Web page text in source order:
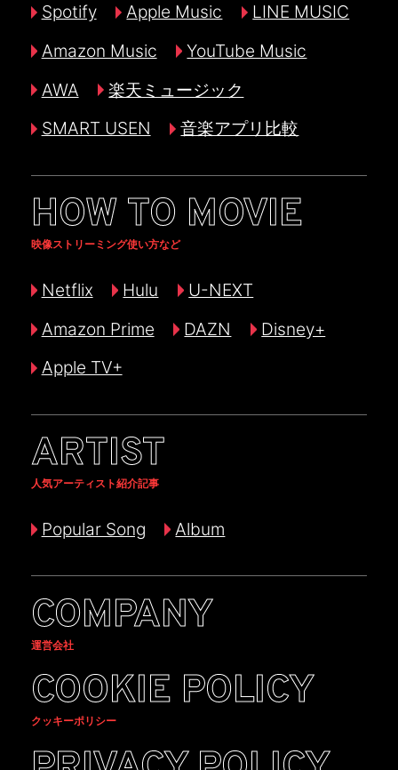
Spotify Apple Music
LINE MUSIC
Amazon Music
YouTube Music
AWA
楽天ミュージック
SMART USEN
音楽アプリ比較
HOW TO MOVIE
映像ストリーミング使い方など
Netflix Hulu
U-NEXT
Amazon Prime
DAZN
Disney+
Apple TV+
ARTIST
人気アーティスト紹介記事
Popular Song Album
COMPANY
運営会社
COOKIE POLICY
クッキーポリシー